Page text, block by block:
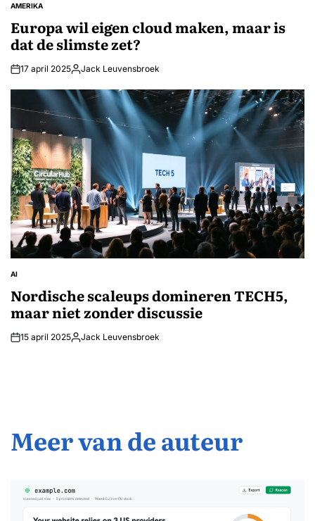
GEPLAATST
AMERIKA
Europa wil eigen cloud maken, maar is
dat de slimste zet?
17 april 2025Geplaatst
Jack Leuvensbroek
GEPLAATST
AI
Nordische scaleups domineren TECH5,
maar niet zonder discussie
15 april 2025Geplaatst
Jack Leuvensbroek
Meer van de auteur